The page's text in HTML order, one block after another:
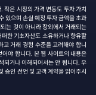
작은 시장의 가격 변동도 투자 가치
있으며 손실 예정 투자 금액을 초과
는 것이 아니라 장외에서 거래되는
한 기초자산도 소유하거나 향유할
거래 경험 수준을 고려해야 합니
야 합니다. 본 웹 사이트의 내용은
되거나 이해되어서는 안 됩니다. 우
승인 선언 및 고객 계약을 읽어주시